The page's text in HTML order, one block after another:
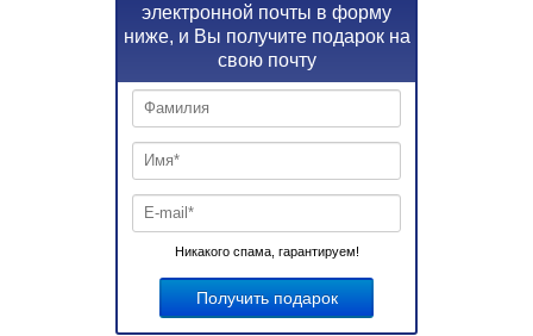
электронной почты в форму
ниже, и Вы получите подарок на
свою почту
Никакого спама, гарантируем!